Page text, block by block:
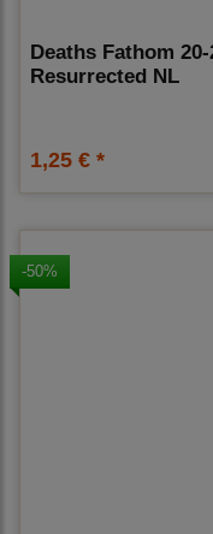
Deaths Fathom
Resurrected NL
1,25 € *
-50%